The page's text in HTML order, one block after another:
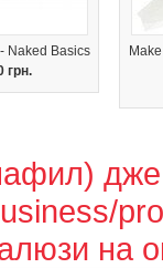
Naked Basics
грн.
на